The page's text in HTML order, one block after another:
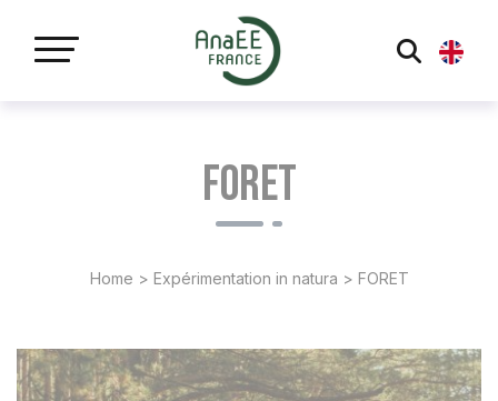
FORET
Home > Expérimentation in natura > FORET